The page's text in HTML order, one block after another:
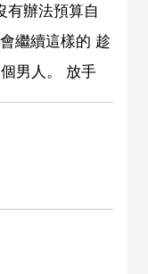
有辦法預算自
繼續這樣的 趁
男人。 放手